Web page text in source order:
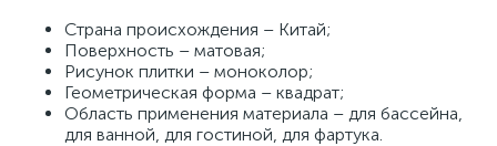
Страна происхождения – Китай;
Поверхность – матовая;
Рисунок плитки – моноколор;
Геометрическая форма – квадрат;
Область применения материала – для бассейна,
для ванной, для гостиной, для фартука.